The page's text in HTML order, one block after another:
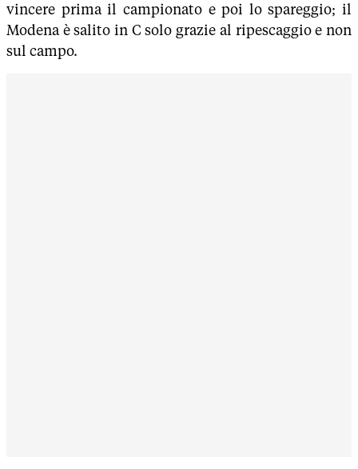
vincere prima il campionato e poi lo spareggio; il
Modena è salito in C solo grazie al ripescaggio e non
sul campo.